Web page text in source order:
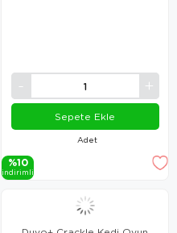
Adet
Sepete Ekle
%10
i̇ndi̇ri̇mli̇